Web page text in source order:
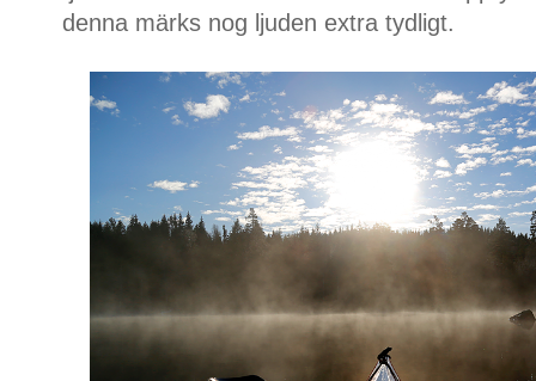
denna märks nog ljuden extra tydligt.